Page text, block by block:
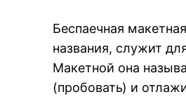
Беспаечная
названия, служит
Макетной она
(пробовать) и